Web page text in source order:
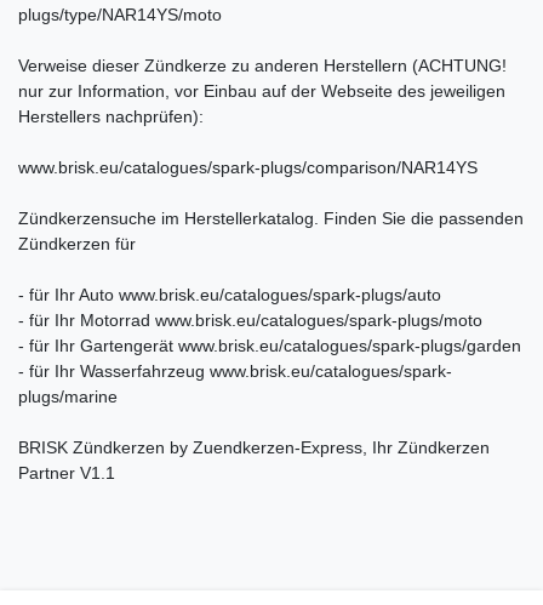
plugs/type/NAR14YS/moto
Verweise dieser Zündkerze zu anderen Herstellern (ACHTUNG!
nur zur Information, vor Einbau auf der Webseite des jeweiligen
Herstellers nachprüfen):
www.brisk.eu/catalogues/spark-plugs/comparison/NAR14YS
Zündkerzensuche im Herstellerkatalog. Finden Sie die passenden
Zündkerzen für
- für Ihr Auto www.brisk.eu/catalogues/spark-plugs/auto
- für Ihr Motorrad www.brisk.eu/catalogues/spark-plugs/moto
- für Ihr Gartengerät www.brisk.eu/catalogues/spark-plugs/garden
- für Ihr Wasserfahrzeug www.brisk.eu/catalogues/spark-
plugs/marine
BRISK Zündkerzen by Zuendkerzen-Express, Ihr Zündkerzen
Partner V1.1